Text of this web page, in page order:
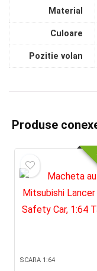
Material
Culoare
Pozitie volan
Produse
SCARA 1:64